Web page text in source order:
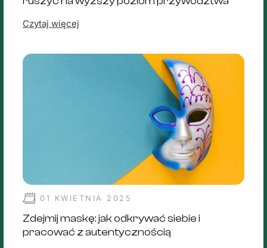
Czytaj więcej
01 KWIETNIA 2025
Zdejmij maskę: jak odkrywać siebie i
pracować z autentycznością